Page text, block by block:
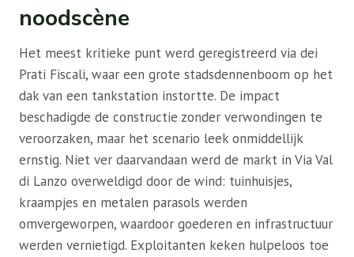
noodscène
Het meest kritieke punt werd geregistreerd via dei
Prati Fiscali, waar een grote stadsdennenboom op het
dak van een tankstation instortte. De impact
beschadigde de constructie zonder verwondingen te
veroorzaken, maar het scenario leek onmiddellijk
ernstig. Niet ver daarvandaan werd de markt in Via Val
di Lanzo overweldigd door de wind: tuinhuisjes,
kraampjes en metalen parasols werden
omvergeworpen, waardoor goederen en infrastructuur
werden vernietigd. Exploitanten keken hulpeloos toe